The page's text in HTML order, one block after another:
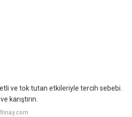
ve tok tutan etkileriyle tercih sebebi.
karıştırın.